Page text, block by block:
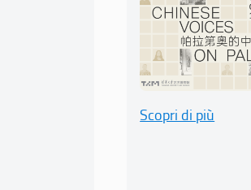
Scopri di più